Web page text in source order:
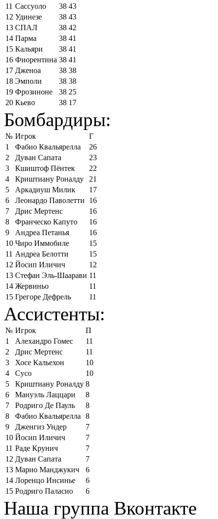
11 Сассуоло 38 43
12 Удинезе 38 43
13 СПАЛ 38 42
14 Парма 38 41
15 Кальяри 38 41
16 Фиорентина 38 41
17 Дженоа 38 38
18 Эмполи 38 38
19 Фрозиноне 38 25
20 Кьево 38 17
Бомбардиры:
№ Игрок
Г
1
Фабио Квальярелла
26
2
Дуван Сапата
23
3
Кшиштоф Пёнтек
22
4
Криштиану Роналду
21
5
Аркадиуш Милик
17
6
Леонардо Паволетти
16
7
Дрис Мертенс
16
8
Франческо Капуто
16
9
Андреа Петанья
16
10 Чиро Иммобиле
15
11 Андреа Белотти
15
12 Йосип Иличич
12
13 Стефан Эль-Шаарави 11
14 Жервиньо
11
15 Грегоре Дефрель 11
Ассистенты:
№ Игрок
П
1
Алехандро Гомес
11
2
Дрис Мертенс
11
3
Хосе Кальехон
10
4
Сусо
10
5
Криштиану Роналду 8
6
Мануэль Лаццари
8
7
Родриго Де Пауль
8
8
Фабио Квальярелла
8
9
Дженгиз Ундер
7
10 Йосип Иличич
7
11 Раде Крунич
7
12 Дуван Сапата
7
13 Марио Манджукич
6
14 Лоренцо Инсинье
6
15 Родриго Паласио 6
Наша группа Вконтакте